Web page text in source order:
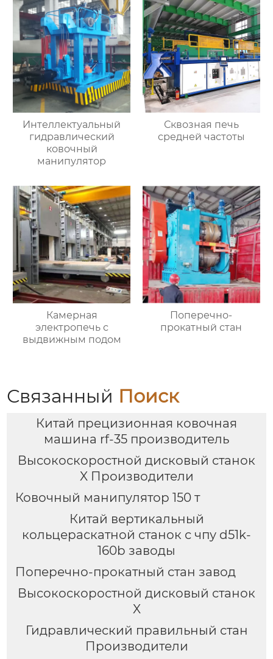
Интеллектуальный
гидравлический
ковочный
манипулятор
Сквозная печь
средней частоты
Камерная
электропечь с
выдвижным подом
Поперечно-
прокатный стан
Связанный Поиск
Китай прецизионная ковочная
машина rf-35 производитель
Высокоскоростной дисковый станок
X Производители
Ковочный манипулятор 150 т
Китай вертикальный
кольцераскатной станок с чпу d51k-
160b заводы
Поперечно-прокатный стан завод
Высокоскоростной дисковый станок
X
Гидравлический правильный стан
Производители